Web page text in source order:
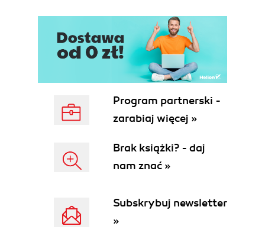
Program partnerski -
zarabiaj więcej »
Brak książki? - daj
nam znać »
Subskrybuj newsletter
»